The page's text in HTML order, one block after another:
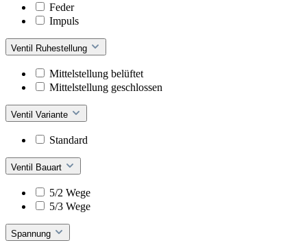
Feder
Impuls
Ventil Ruhestellung
Mittelstellung belüftet
Mittelstellung geschlossen
Ventil Variante
Standard
Ventil Bauart
5/2 Wege
5/3 Wege
Spannung